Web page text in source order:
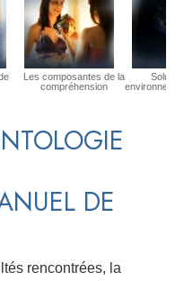
Les composantes de la
compréhension
DE
rencontrées, la